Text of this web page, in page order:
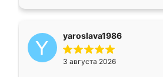
yaroslava1986
3 августа 2026